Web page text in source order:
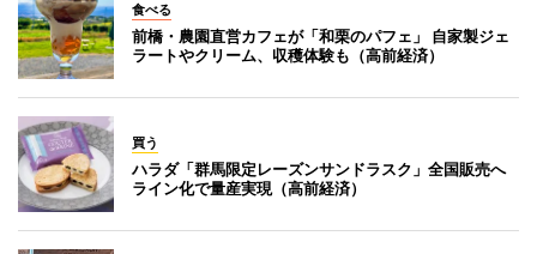
食べる
前橋・農園直営カフェが「和栗のパフェ」 自家製ジェ
ラートやクリーム、収穫体験も（高前経済）
買う
ハラダ「群馬限定レーズンサンドラスク」全国販売へ
ライン化で量産実現（高前経済）